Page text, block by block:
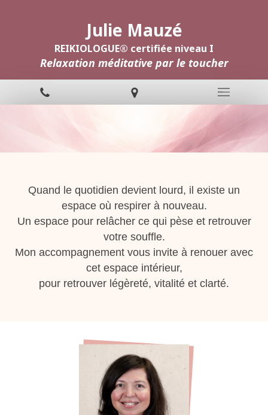
Julie Mauzé
REIKIOLOGUE® certifiée niveau I
Relaxation méditative par le toucher
Quand le quotidien devient lourd, il existe un
espace où respirer à nouveau.
Un espace pour relâcher ce qui pèse et retrouver
votre souffle.
Mon accompagnement vous invite à renouer avec
cet espace intérieur,
pour retrouver légèreté, vitalité et clarté.